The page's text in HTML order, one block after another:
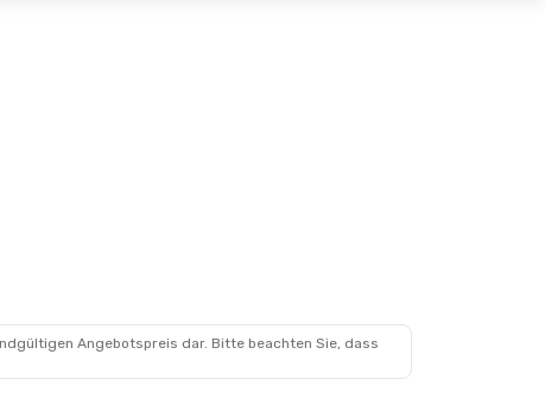
Angebotspreis dar. Bitte beachten Sie, dass